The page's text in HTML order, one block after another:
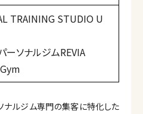
TRAINING STUDIO U
ーソナルジムREVIA
ナルジム専門の集客に特化した